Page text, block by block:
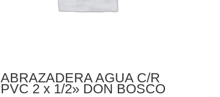
ABRAZADERA AGUA C/R
PVC 2 x 1/2» DON BOSCO